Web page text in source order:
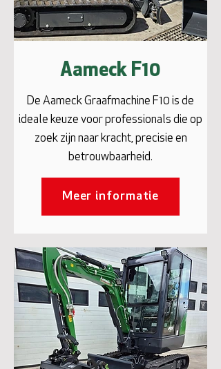
Aameck F10
De Aameck Graafmachine F10 is de
ideale keuze voor professionals die op
zoek zijn naar kracht, precisie en
betrouwbaarheid.
Meer informatie